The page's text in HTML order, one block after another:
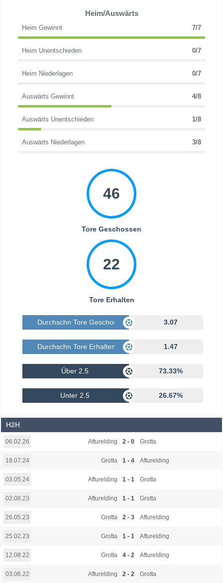
Heim/Auswärts
Heim Gewinnt 7/7
Heim Unentschieden 0/7
Heim Niederlagen 0/7
Auswärts Gewinnt 4/8
Auswärts Unentschieden 1/8
Auswärts Niederlagen 3/8
46
Tore Geschossen
22
Tore Erhalten
Durchschn Tore Geschossen 3.07
Durchschn Tore Erhalten 1.47
Über 2.5 73.33%
Unter 2.5 26.67%
H2H
06.02.26 Afturelding 2 - 0 Grotta
18.07.24 Grotta 1 - 4 Afturelding
03.05.24 Afturelding 1 - 1 Grotta
02.08.23 Afturelding 1 - 1 Grotta
26.05.23 Grotta 2 - 3 Afturelding
25.02.23 Grotta 1 - 1 Afturelding
12.08.22 Grotta 4 - 2 Afturelding
03.06.22 Afturelding 2 - 2 Grotta